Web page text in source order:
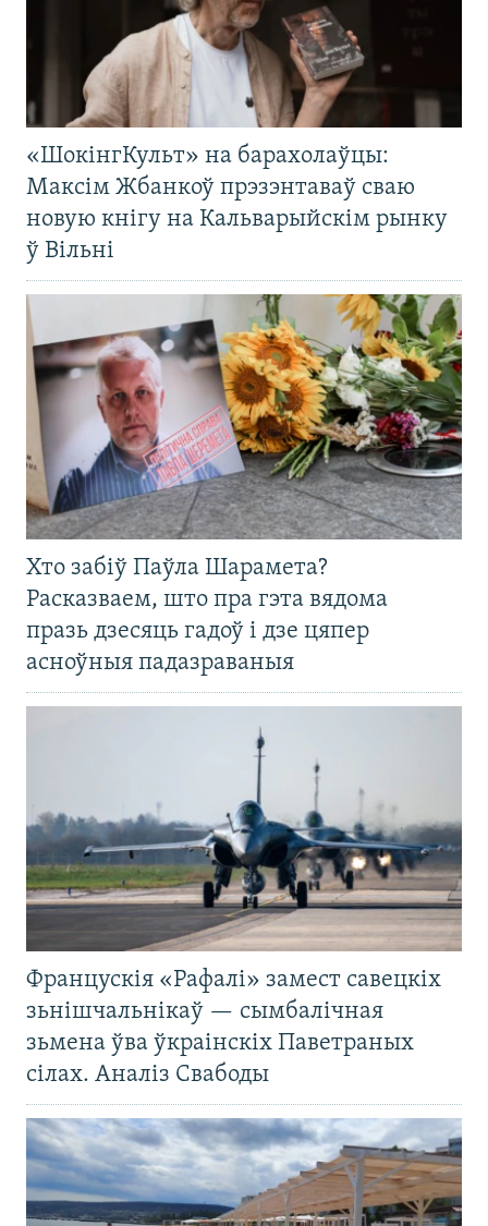
«ШокінгКульт» на барахолаўцы:
Максім Жбанкоў прэзэнтаваў сваю
новую кнігу на Кальварыйскім рынку
ў Вільні
Хто забіў Паўла Шарамета?
Расказваем, што пра гэта вядома
празь дзесяць гадоў і дзе цяпер
асноўныя падазраваныя
Францускія «Рафалі» замест савецкіх
зьнішчальнікаў — сымбалічная
зьмена ўва ўкраінскіх Паветраных
сілах. Аналіз Свабоды